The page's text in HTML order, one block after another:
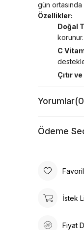
gün ortasında
Özellikler:
Doğal
korunur.
C
Çıtır
Neden
Yorumlar
Ödeme
İstek
Fiyat